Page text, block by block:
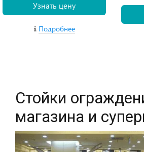
Узнать цену
Подробнее
Стойки
магазина и